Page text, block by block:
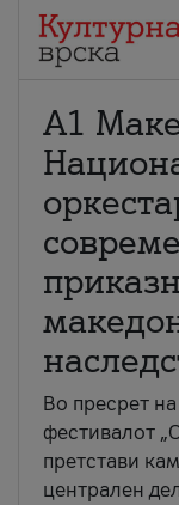
А1
Во пресрет
фестивалот
претстави
централен